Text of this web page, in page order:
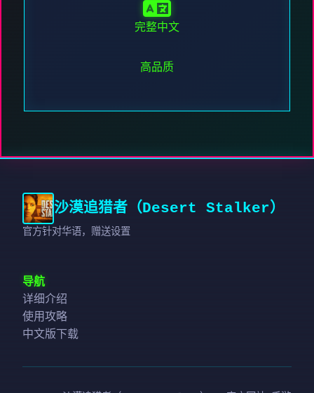
完整中文
高品质
沙漠追猎者（Desert Stalker）
官方针对华语，赠送设置
导航
详细介绍
使用攻略
中文版下载